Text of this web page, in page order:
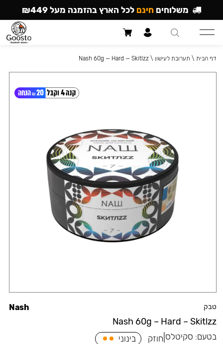
טבק
Nash 60g – Hard – Skitlzz
Nash
בטעם: סקיטלס חוזק בינוני
דף הבית \ תערובת לעישון \
Nash 60g — Hard — Skitlzz
משלוחים חינם לכל הארץ בהזמנה מעל ₪449